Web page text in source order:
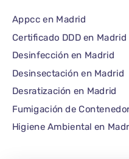
Appcc en Madrid
Certificado DDD en Madrid
Desinfección en Madrid
Desinsectación en Madrid
Desratización en Madrid
Fumigación de
Higiene Ambiental en